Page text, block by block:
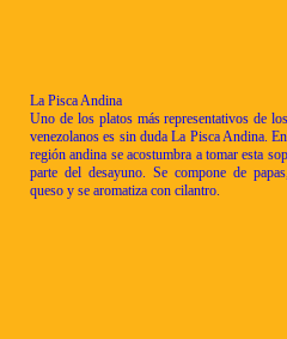
La Pisca Andina
Uno de los platos más representativos de
venezolanos es sin duda La Pisca Andina.
región andina se acostumbra a tomar esta
parte del desayuno. Se compone de
queso y se aromatiza con cilantro.